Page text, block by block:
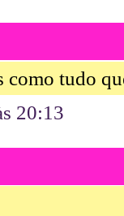
tudo
20:13